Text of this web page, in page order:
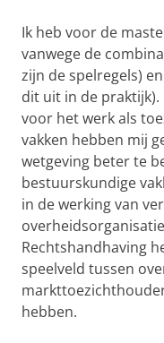
Ik heb voor de
vanwege de
zijn de spelregels)
dit uit in de
voor het werk als
vakken hebben mij
wetgeving beter te
bestuurskundige
in de werking van
Rechtshandhaving
speelveld tussen
hebben.